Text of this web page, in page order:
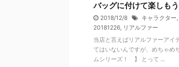
バッグに付けて楽しも
2018/12/8 キャラクター,
20181226, リアルファー
当店と言えばリアルファーアイ
てはいないんですが、めちゃ
ムシリーズ！ 】 とって ...